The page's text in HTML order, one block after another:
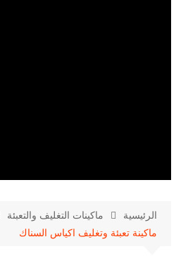
الرئيسية
ماكينات التغليف والتعبئة
ماكينة تعبئة وتغليف اكياس السناك